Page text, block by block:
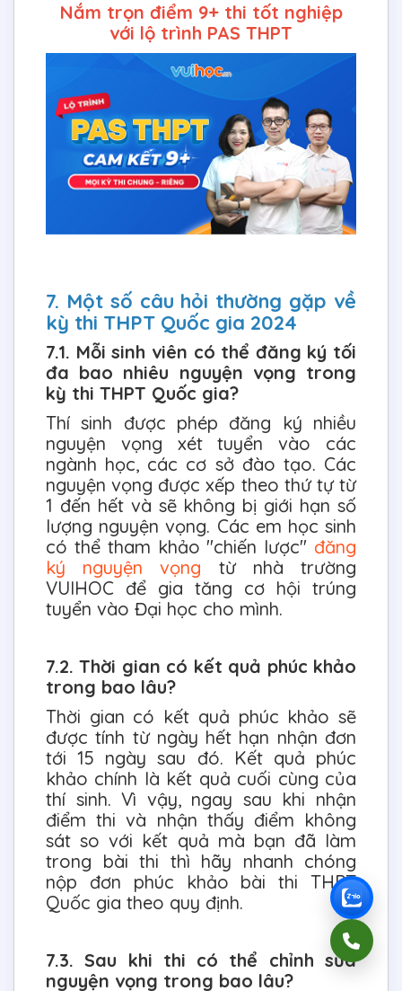
Nắm trọn điểm 9+ thi tốt nghiệp
với lộ trình PAS THPT
7. Một số câu hỏi thường gặp về
kỳ thi THPT Quốc gia 2024
7.1. Mỗi sinh viên có thể đăng ký tối
đa bao nhiêu nguyện vọng trong
kỳ thi THPT Quốc gia?
Thí sinh được phép đăng ký nhiều
nguyện vọng xét tuyển vào các
ngành học, các cơ sở đào tạo. Các
nguyện vọng được xếp theo thứ tự từ
1 đến hết và sẽ không bị giới hạn số
lượng nguyện vọng. Các em học sinh
có thể tham khảo "chiến lược" đăng
ký nguyện vọng từ nhà trường
VUIHOC để gia tăng cơ hội trúng
tuyển vào Đại học cho mình.
7.2. Thời gian có kết quả phúc khảo
trong bao lâu?
Thời gian có kết quả phúc khảo sẽ
được tính từ ngày hết hạn nhận đơn
tới 15 ngày sau đó. Kết quả phúc
khảo chính là kết quả cuối cùng của
thí sinh. Vì vậy, ngay sau khi nhận
điểm thi và nhận thấy điểm không
sát so với kết quả mà bạn đã làm
trong bài thi thì hãy nhanh chóng
nộp đơn phúc khảo bài thi THPT
Quốc gia theo quy định.
7.3. Sau khi thi có thể chỉnh sửa
nguyện vọng trong bao lâu?